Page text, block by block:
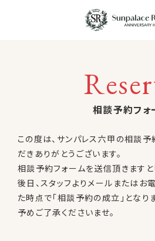
相談予約フォ
この度は、サンパレス六甲の相談
だきありがとうございます。
相談予約フォームを送信頂きますと
後日、スタッフよりメールまたはお
た時点で「相談予約の成立」となりま
予めご了承くださいませ。